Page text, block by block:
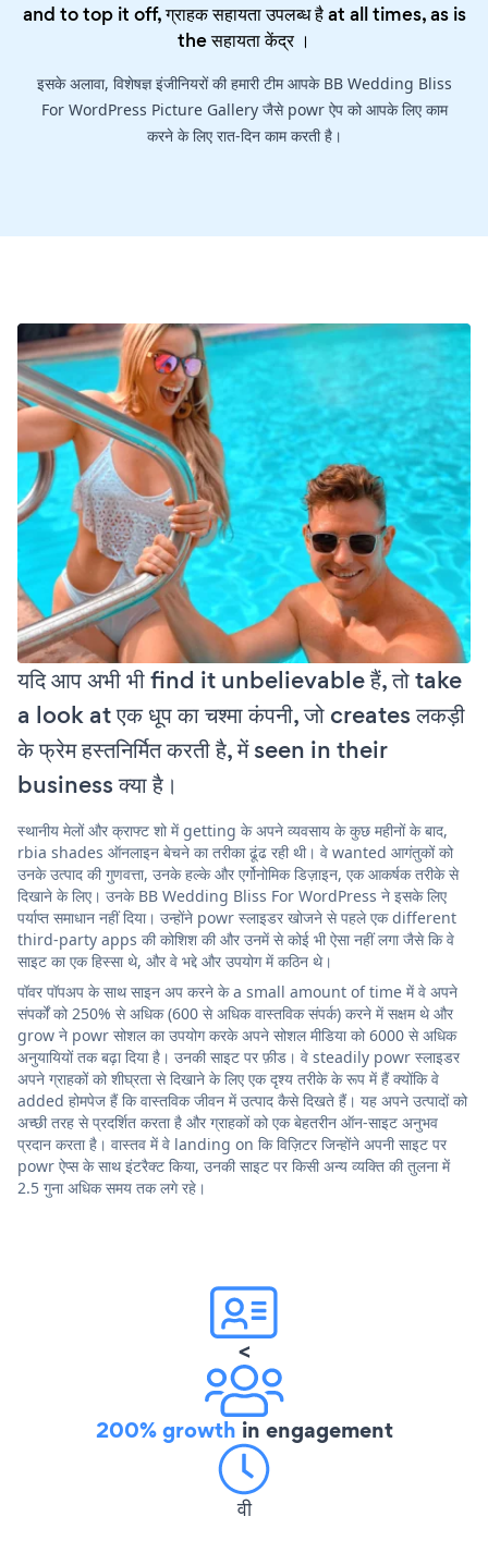
and to top it off, ग्राहक सहायता उपलब्ध है at all times, as is
theसहायता केंद्र।
इसके अलावा, विशेषज्ञ इंजीनियरों की हमारी टीम आपके BB Wedding Bliss
For WordPress Picture Gallery जैसे powr ऐप को आपके लिए काम
करने के लिए रात-दिन काम करती है।
यदि आप अभी भी find it unbelievable हैं, तो take
a look at एक धूप का चश्मा कंपनी, जो creates लकड़ी
के फ्रेम हस्तनिर्मित करती है, में seen in their
business क्या है।
स्थानीय मेलों और क्राफ्ट शो में getting के अपने व्यवसाय के कुछ महीनों के बाद,
rbia shades ऑनलाइन बेचने का तरीका ढूंढ रही थी। वे wanted आगंतुकों को
उनके उत्पाद की गुणवत्ता, उनके हल्के और एर्गोनोमिक डिज़ाइन, एक आकर्षक तरीके से
दिखाने के लिए। उनके BB Wedding Bliss For WordPress ने इसके लिए
पर्याप्त समाधान नहीं दिया। उन्होंने powr स्लाइडर खोजने से पहले एक different
third-party apps की कोशिश की और उनमें से कोई भी ऐसा नहीं लगा जैसे कि वे
साइट का एक हिस्सा थे, और वे भद्दे और उपयोग में कठिन थे।
पॉवर पॉपअप के साथ साइन अप करने के a small amount of time में वे अपने
संपर्कों को 250% से अधिक (600 से अधिक वास्तविक संपर्क) करने में सक्षम थे और
grow ने powr सोशल का उपयोग करके अपने सोशल मीडिया को 6000 से अधिक
अनुयायियों तक बढ़ा दिया है। उनकी साइट पर फ़ीड। वे steadily powr स्लाइडर
अपने ग्राहकों को शीघ्रता से दिखाने के लिए एक दृश्य तरीके के रूप में हैं क्योंकि वे
added होमपेज हैं कि वास्तविक जीवन में उत्पाद कैसे दिखते हैं। यह अपने उत्पादों को
अच्छी तरह से प्रदर्शित करता है और ग्राहकों को एक बेहतरीन ऑन-साइट अनुभव
प्रदान करता है। वास्तव में वे landing on कि विज़िटर जिन्होंने अपनी साइट पर
powr ऐप्स के साथ इंटरैक्ट किया, उनकी साइट पर किसी अन्य व्यक्ति की तुलना में
2.5 गुना अधिक समय तक लगे रहे।
<
200% growth in engagement
वी